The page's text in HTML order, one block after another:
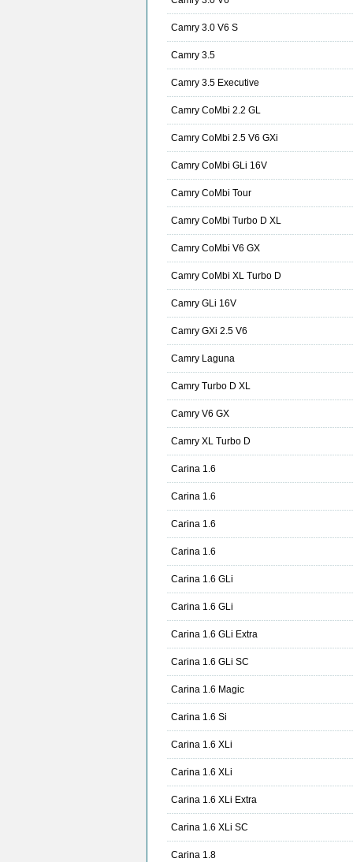
Camry 3.0 V6 S
Camry 3.5
Camry 3.5 Executive
Camry CoMbi 2.2 GL
Camry CoMbi 2.5 V6 GXi
Camry CoMbi GLi 16V
Camry CoMbi Tour
Camry CoMbi Turbo D XL
Camry CoMbi V6 GX
Camry CoMbi XL Turbo D
Camry GLi 16V
Camry GXi 2.5 V6
Camry Laguna
Camry Turbo D XL
Camry V6 GX
Camry XL Turbo D
Carina 1.6
Carina 1.6
Carina 1.6
Carina 1.6
Carina 1.6 GLi
Carina 1.6 GLi
Carina 1.6 GLi Extra
Carina 1.6 GLi SC
Carina 1.6 Magic
Carina 1.6 Si
Carina 1.6 XLi
Carina 1.6 XLi
Carina 1.6 XLi Extra
Carina 1.6 XLi SC
Carina 1.8